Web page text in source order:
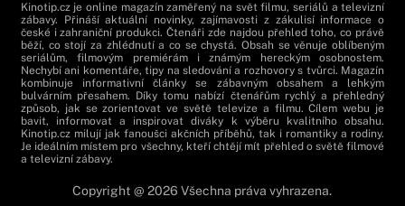
Kinotip.cz je online magazín zaměřený na svět filmu, seriálů a televizní
zábavy. Přináší aktuální novinky, zajímavosti z zákulisí informace o
české i zahraniční produkci. Čtenáři zde najdou přehled toho, co právě
běží, co stojí za zhlédnutí a co se chystá. Obsah se věnuje oblíbeným
seriálům, filmovým premiérám i známým hereckým osobnostem.
Nechybí ani komentáře, tipy na sledování a rozhovory s tvůrci. Magazín
kombinuje informativní články se zábavným obsahem a lehkým
bulvárním přesahem. Díky tomu nabízí čtenářům rychlý a přehledný
způsob, jak se zorientovat ve světě televize a filmu. Cílem webu je
bavit, informovat a inspirovat diváky k výběru kvalitního obsahu.
Kinotip.cz milují jak fanoušci akčních příběhů, tak i romantiky a rodiny.
Je ideálním místem pro všechny, kteří chtějí mít přehled o světě filmové
a televizní zábavy.
Copyright @ 2026 Všechna práva vyhrazena.